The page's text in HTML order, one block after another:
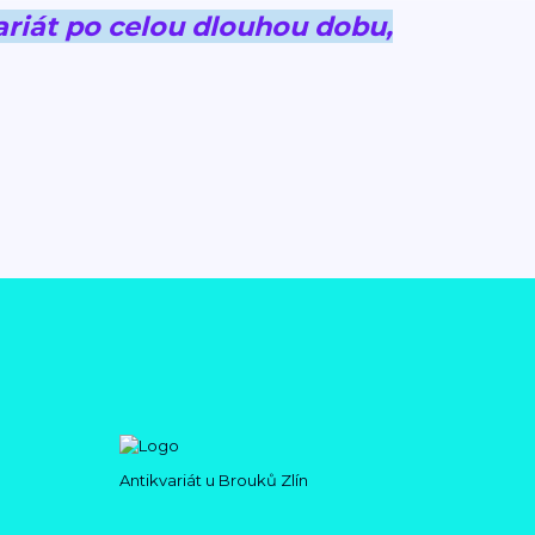
po celou dlouhou dobu,
Antikvariát u Brouků Zlín